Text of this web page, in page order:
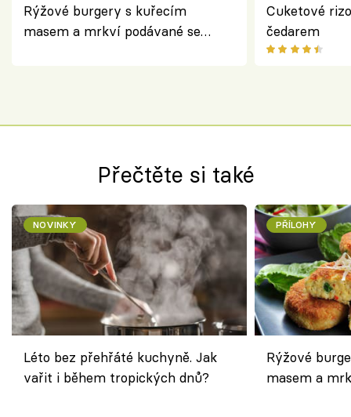
Rýžové burgery s kuřecím
masem a mrkví podávané se
Cuketové
čedarem
Přečtěte si také
NOVINKY
Léto bez přehřáté kuchyně. Jak
vařit i během tropických dnů?
PŘÍLOHY
Rýžové
masem a